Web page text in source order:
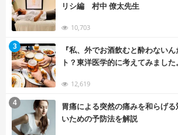
リシ編 村中 僚太先生
10,703
『私、外でお酒飲むと酔わない
ト？東洋医学的に考えてみました。
12,619
3
胃痛による突然の痛みを和らげ
いための予防法を解説
4